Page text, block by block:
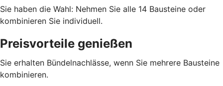
Sie haben die Wahl: Nehmen Sie alle 14 Bausteine oder
kombinieren Sie individuell.
Preisvorteile genießen
Sie erhalten Bündelnachlässe, wenn Sie mehrere Bausteine
kombinieren.